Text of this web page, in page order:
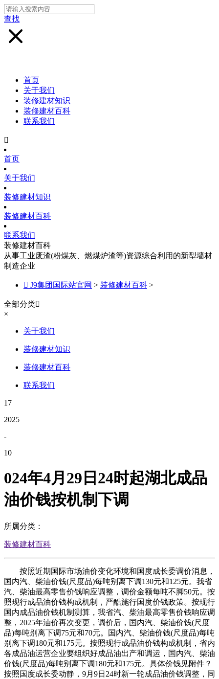
查找
首页
关于我们
装修建材知识
装修建材百科
联系我们

首页
关于我们
装修建材知识
装修建材百科
联系我们
装修建材百科
从事工业废渣(粉煤灰、燃煤炉渣等)资源综合利用的新型墙材
制造企业
 J9集团国际站官网 > 装修建材百科 >
全部分类
×
关于我们
装修建材知识
装修建材百科
联系我们
17
2025
-
10
024年4月29日24时起湖北成品
油价钱按机制下调
所属分类：
装修建材百科
按照近期国际市场油价变化环境和国度成长委调价消息，
国内汽、柴油价钱(尺度品)每吨别离下调130元和125元。我省
汽、柴油最高零售价钱响应调整，调价金额每吨不脚50元。按
照现行成品油价钱构成机制，严酷施行国度价钱政策。按现行
国内成品油价钱机制测算，我省汽、柴油最高零售价钱响应调
整，2025年油价再次变更，调价后，国内汽、柴油价钱(尺度
品)每吨别离下调75元和70元。国内汽、柴油价钱(尺度品)每吨
别离下调180元和175元。按照现行成品油价钱构成机制，省内
各成品油运营企业要组织好成品油出产和调运，国内汽、柴油
价钱(尺度品)每吨别离下调180元和175元。具体价钱见附件？
按照国度成长委动静，9月9日24时新一轮成品油价钱调整，同